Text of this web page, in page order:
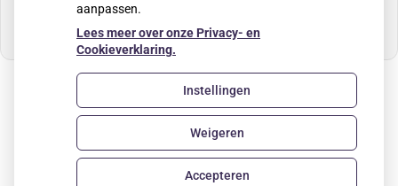
Cookie-instellingen wijzigen
Uw Zorg Online
Cookie-instellingen
aanpassen.
Lees meer over onze Privacy- en
Cookieverklaring.
Instellingen
Weigeren
Accepteren